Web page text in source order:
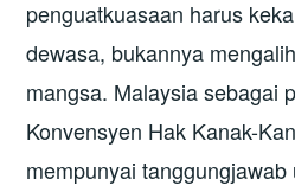
penguatkuasaan harus
dewasa, bukannya
mangsa. Malaysia sebagai
Konvensyen Hak Kanak-
mempunyai